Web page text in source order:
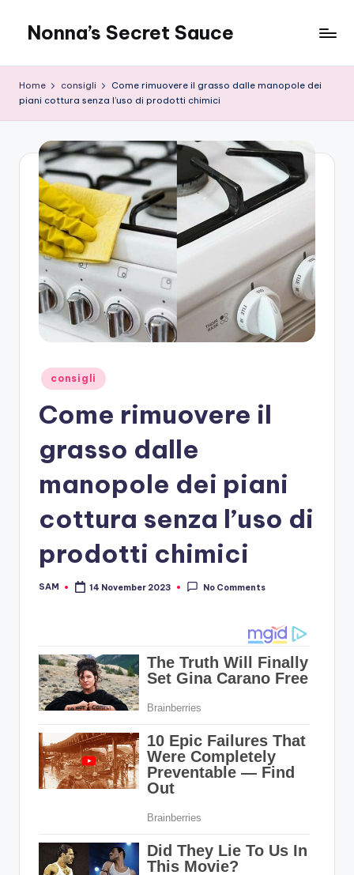
content
Nonna’s Secret Sauce
Home consigli
Come rimuovere il grasso dalle manopole dei
piani cottura senza l’uso di prodotti chimici
Posted
in
consigli
Come rimuovere il
grasso dalle
manopole dei piani
cottura senza l’uso di
prodotti chimici
Posted
SAM 14 November 2023 No Comments